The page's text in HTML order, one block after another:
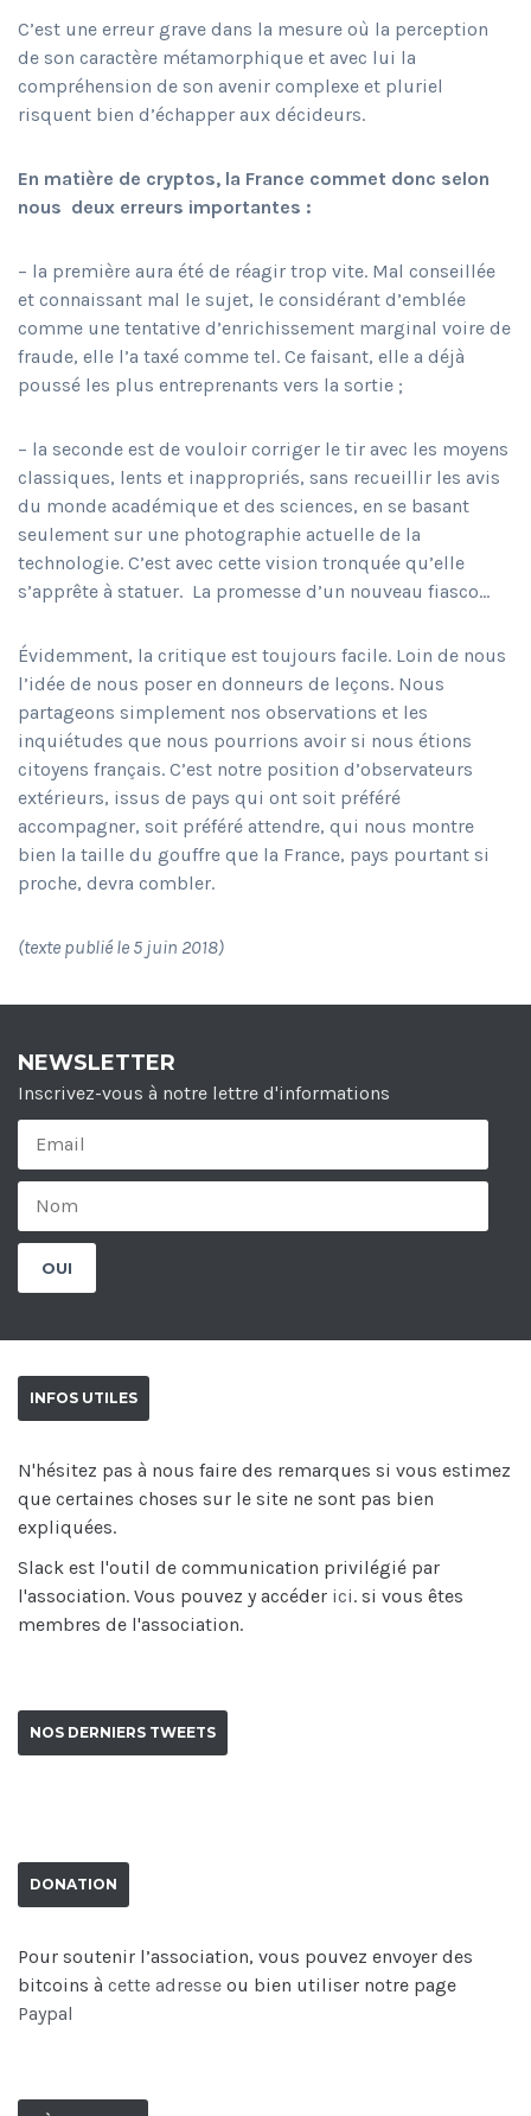
C’est une erreur grave dans la mesure où la perception
de son caractère métamorphique et avec lui la
compréhension de son avenir complexe et pluriel
risquent bien d’échapper aux décideurs.
En matière de cryptos, la France commet donc selon
nous deux erreurs importantes :
– la première aura été de réagir trop vite. Mal conseillée
et connaissant mal le sujet, le considérant d’emblée
comme une tentative d’enrichissement marginal voire de
fraude, elle l’a taxé comme tel. Ce faisant, elle a déjà
poussé les plus entreprenants vers la sortie ;
– la seconde est de vouloir corriger le tir avec les moyens
classiques, lents et inappropriés, sans recueillir les avis
du monde académique et des sciences, en se basant
seulement sur une photographie actuelle de la
technologie. C’est avec cette vision tronquée qu’elle
s’apprête à statuer. La promesse d’un nouveau fiasco…
Évidemment, la critique est toujours facile. Loin de nous
l’idée de nous poser en donneurs de leçons. Nous
partageons simplement nos observations et les
inquiétudes que nous pourrions avoir si nous étions
citoyens français. C’est notre position d’observateurs
extérieurs, issus de pays qui ont soit préféré
accompagner, soit préféré attendre, qui nous montre
bien la taille du gouffre que la France, pays pourtant si
proche, devra combler.
(texte publié le 5 juin 2018)
NEWSLETTER
Inscrivez-vous à notre lettre d'informations
INFOS UTILES
N'hésitez pas à nous faire des remarques si vous estimez
que certaines choses sur le site ne sont pas bien
expliquées.
Slack est l'outil de communication privilégié par
l'association. Vous pouvez y accéder ici. si vous êtes
membres de l'association.
NOS DERNIERS TWEETS
DONATION
Pour soutenir l’association, vous pouvez envoyer des
bitcoins à cette adresse ou bien utiliser notre page
Paypal